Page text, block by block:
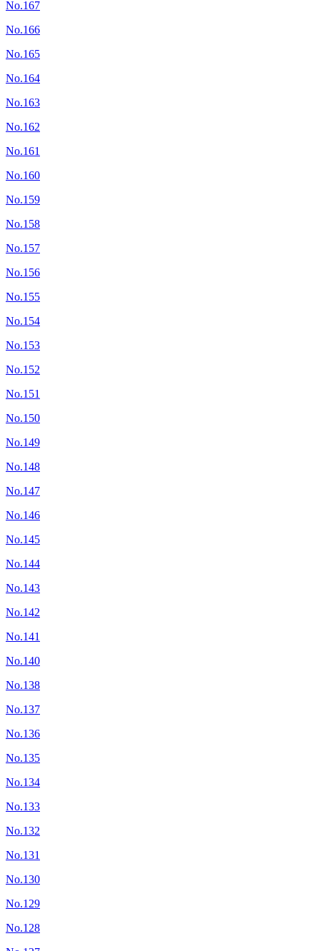
No.167
No.166
No.165
No.164
No.163
No.162
No.161
No.160
No.159
No.158
No.157
No.156
No.155
No.154
No.153
No.152
No.151
No.150
No.149
No.148
No.147
No.146
No.145
No.144
No.143
No.142
No.141
No.140
No.138
No.137
No.136
No.135
No.134
No.133
No.132
No.131
No.130
No.129
No.128